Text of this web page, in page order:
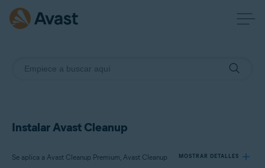
Instalar Avast Cleanup
Se aplica a Avast Cleanup Premium, Avast Cleanup MOSTRAR DETALLES